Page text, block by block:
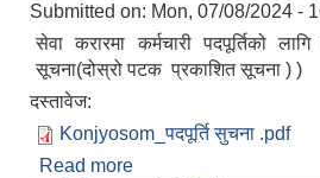
Submitted on: Mon, 07/08/2024 -
सेवा करारमा कर्मचारी पदपूर्तिको
सूचना(दोस्रो पटक प्रकाशित सूचना ) )
दस्तावेज:
Konjyosom_पदपूर्ति सुचना .pdf
Read more